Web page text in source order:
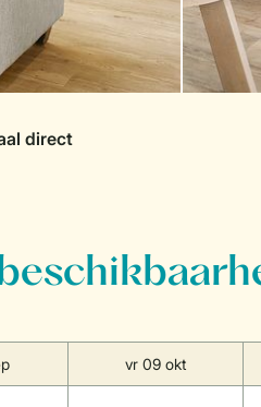
vr 09 okt